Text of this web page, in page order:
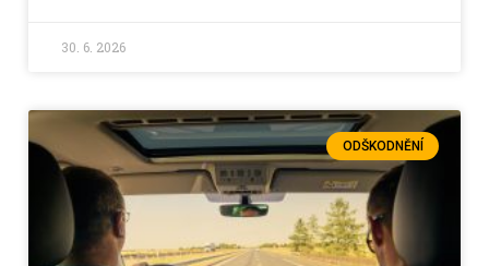
30. 6. 2026
ODŠKODNĚNÍ